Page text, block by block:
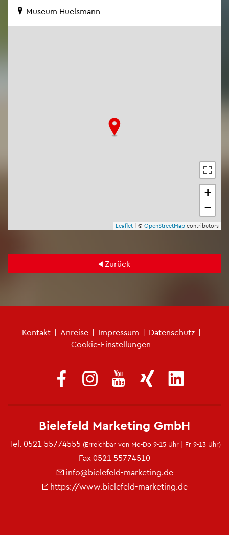
Mu­se­um Hu­els­mann
+
−
Leaf­let | © Open­Street­Map con­tri­bu­tors
Zu­rück
Kon­takt | An­rei­se | Im­pres­sum | Da­ten­schutz |
Coo­kie-Ein­stel­lun­gen
Bie­le­feld Mar­ke­ting GmbH
Tel. 0521 55774555 (Er­reich­bar von Mo-Do 9-15 Uhr | Fr 9-13 Uhr)
Fax 0521 55774510
info@​bielefeld-​marketing.​de
https://​www.​bielefeld-​marketing.​de